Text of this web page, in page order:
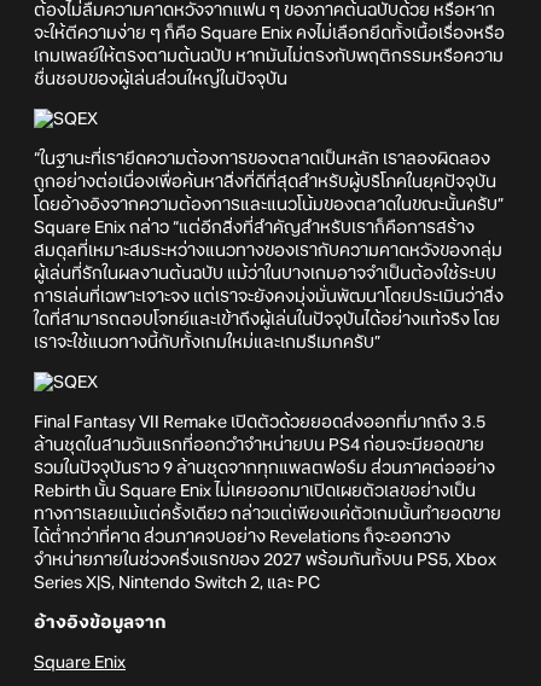
ต้องไม่ลืมความคาดหวังจากแฟน ๆ ของภาคต้นฉบับด้วย หรือหาก
จะให้ตีความง่าย ๆ ก็คือ Square Enix คงไม่เลือกยึดทั้งเนื้อเรื่องหรือ
เกมเพลย์ให้ตรงตามต้นฉบับ หากมันไม่ตรงกับพฤติกรรมหรือความ
ชื่นชอบของผู้เล่นส่วนใหญ่ในปัจจุบัน
“ในฐานะที่เรายึดความต้องการของตลาดเป็นหลัก เราลองผิดลอง
ถูกอย่างต่อเนื่องเพื่อค้นหาสิ่งที่ดีที่สุดสำหรับผู้บริโภคในยุคปัจจุบัน
โดยอ้างอิงจากความต้องการและแนวโน้มของตลาดในขณะนั้นครับ”
Square Enix กล่าว “แต่อีกสิ่งที่สำคัญสำหรับเราก็คือการสร้าง
สมดุลที่เหมาะสมระหว่างแนวทางของเรากับความคาดหวังของกลุ่ม
ผู้เล่นที่รักในผลงานต้นฉบับ แม้ว่าในบางเกมอาจจำเป็นต้องใช้ระบบ
การเล่นที่เฉพาะเจาะจง แต่เราจะยังคงมุ่งมั่นพัฒนาโดยประเมินว่าสิ่ง
ใดที่สามารถตอบโจทย์และเข้าถึงผู้เล่นในปัจจุบันได้อย่างแท้จริง โดย
เราจะใช้แนวทางนี้กับทั้งเกมใหม่และเกมรีเมกครับ”
Final Fantasy VII Remake เปิดตัวด้วยยอดส่งออกที่มากถึง 3.5
ล้านชุดในสามวันแรกที่ออกวำจำหน่ายบน PS4 ก่อนจะมียอดขาย
รวมในปัจจุบันราว 9 ล้านชุดจากทุกแพลตฟอร์ม ส่วนภาคต่ออย่าง
Rebirth นั้น Square Enix ไม่เคยออกมาเปิดเผยตัวเลขอย่างเป็น
ทางการเลยแม้แต่ครั้งเดียว กล่าวแต่เพียงแค่ตัวเกมนั้นทำยอดขาย
ได้ต่ำกว่าที่คาด ส่วนภาคจบอย่าง Revelations ก็จะออกวาง
จำหน่ายภายในช่วงครึ่งแรกของ 2027 พร้อมกันทั้งบน PS5, Xbox
Series X|S, Nintendo Switch 2, และ PC
อ้างอิงข้อมูลจาก
Square Enix